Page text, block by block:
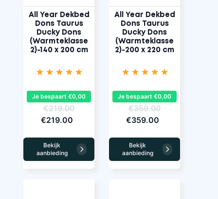
All Year Dekbed
Dons Taurus
Ducky Dons
(Warmteklasse
2)-140 x 200 cm
Je bespaart €0,00
€219.00
€219.00
Bekijk
aanbieding
All Year Dekbed
Dons Taurus
Ducky Dons
(Warmteklasse
2)-200 x 220 cm
Je bespaart €0,00
€359.00
€359.00
Bekijk
aanbieding